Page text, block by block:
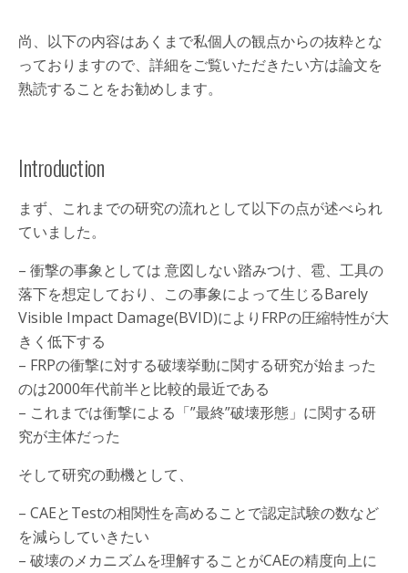
尚、以下の内容はあくまで私個人の観点からの抜粋とな
っておりますので、詳細をご覧いただきたい方は論文を
熟読することをお勧めします。
Introduction
まず、これまでの研究の流れとして以下の点が述べられ
ていました。
– 衝撃の事象としては 意図しない踏みつけ、雹、工具の
落下を想定しており、この事象によって生じるBarely
Visible Impact Damage(BVID)によりFRPの圧縮特性が大
きく低下する
– FRPの衝撃に対する破壊挙動に関する研究が始まった
のは2000年代前半と比較的最近である
– これまでは衝撃による「”最終”破壊形態」に関する研
究が主体だった
そして研究の動機として、
– CAEとTestの相関性を高めることで認定試験の数など
を減らしていきたい
– 破壊のメカニズムを理解することがCAEの精度向上に